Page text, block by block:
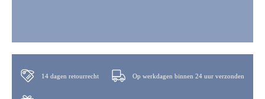
14 dagen retourrecht Op werkdagen binnen 24 uur verzonden